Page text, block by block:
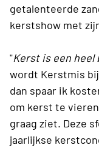
getalenteerde
kerstshow met
"Kerst is een heel
wordt Kerstmis
dan spaar ik
om kerst te
graag ziet. Deze
jaarlijkse